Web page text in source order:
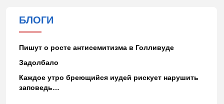
БЛОГИ
Пишут о росте антисемитизма в Голливуде
Задолбало
Каждое утро бреющийся иудей рискует нарушить
заповедь…